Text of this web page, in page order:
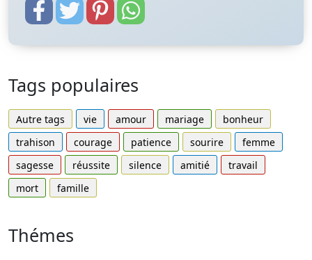
Tags populaires
Autre tags vie amour mariage
bonheur
trahison
courage patience sourire
femme
sagesse
réussite silence amitié
travail
mort
famille
Thémes